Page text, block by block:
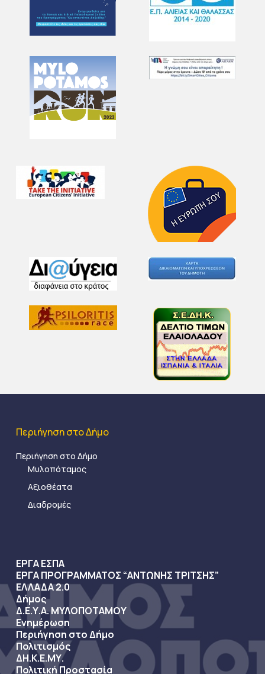
Περιήγηση στο Δήμο
Περιήγηση στο Δήμο
Μυλοπόταμος
Αξιοθέατα
Διαδρομές
ΕΡΓΑ ΕΣΠΑ
ΕΡΓΑ ΠΡΟΓΡΑΜΜΑΤΟΣ “ΑΝΤΩΝΗΣ ΤΡΙΤΣΗΣ”
ΕΛΛΑΔΑ 2.0
Δήμος
Δ.Ε.Υ.Α. ΜΥΛΟΠΟΤΑΜΟΥ
Ενημέρωση
Περιήγηση στο Δήμο
Πολιτισμός
ΔΗ.Κ.Ε.ΜΥ.
Πολιτική Προστασία